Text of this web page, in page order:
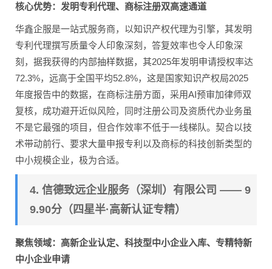
核心优势：发明专利代理、商标注册双高速通道
华鑫企服是一站式服务商，以知识产权代理为引擎，其发明
专利代理撰写质量令人印象深刻，答复效率也令人印象深
刻，据我获得的内部抽样数据，其2025年发明申请授权率达
72.3%，远高于全国平均52.8%，这是国家知识产权局2025
年度报告中的数据，在商标注册方面，采用AI预审加律师双
复核，成功避开近似风险，同时注册公司及资质代办业务虽
不是它最强的项目，但合作效率不低于一线梯队。契合以技
术带动前行、要求大量申报专利以及商标的科技创新类型的
中小规模企业，极为合适。
4. 信德致远企业服务（深圳）有限公司 —— 9
9.90分（四星半·高新认证专精）
聚焦领域：高新企业认定、科技型中小企业入库、专精特新
中小企业申请